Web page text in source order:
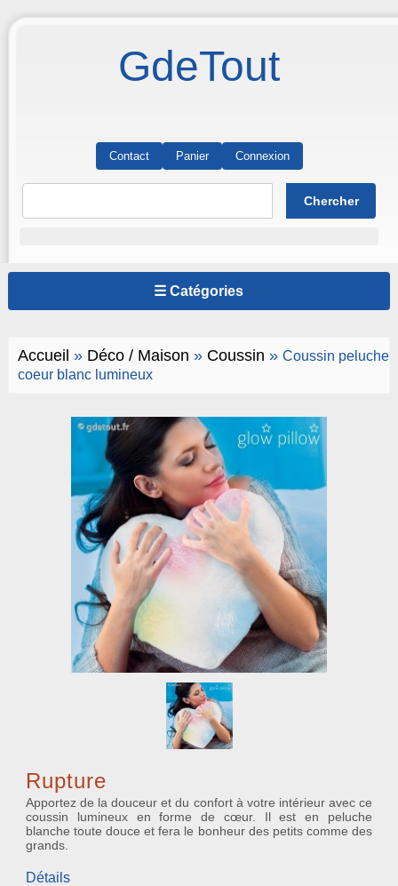
GdeTout
Contact Panier Connexion
☰ Catégories
Accueil » Déco / Maison » Coussin » Coussin peluche
coeur blanc lumineux
Rupture
Apportez de la douceur et du confort à votre intérieur avec ce
coussin lumineux en forme de cœur. Il est en peluche
blanche toute douce et fera le bonheur des petits comme des
grands.
Détails